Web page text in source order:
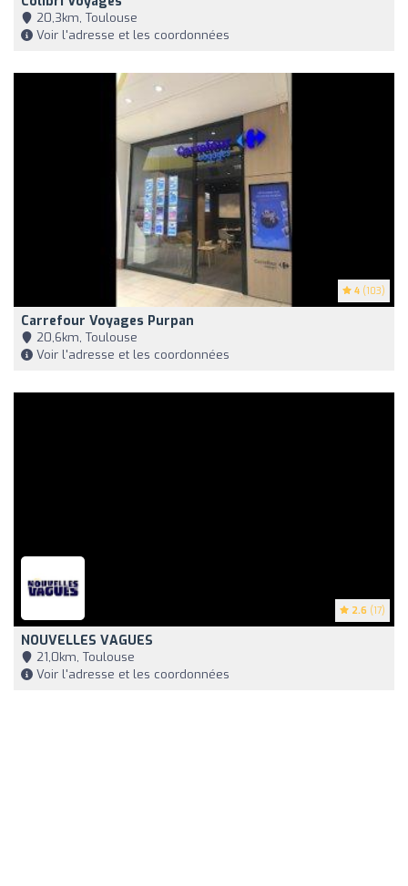
20,3km, Toulouse
Voir l'adresse et les coordonnées
4 (103)
Carrefour Voyages Purpan
20,6km, Toulouse
Voir l'adresse et les coordonnées
2.6 (17)
NOUVELLES VAGUES
21,0km, Toulouse
Voir l'adresse et les coordonnées